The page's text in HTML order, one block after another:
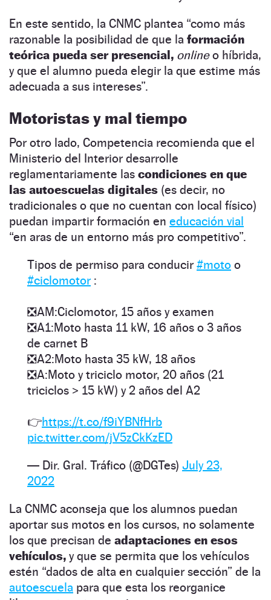
En este sentido, la CNMC plantea “como más
razonable la posibilidad de que la formación
teórica pueda ser presencial, onlineo híbrida,
y que el alumno pueda elegir la que estime más
adecuada a sus intereses”.
Motoristas y mal tiempo
Por otro lado, Competencia recomienda que el
Ministerio del Interior desarrolle
reglamentariamente las condiciones en que
las autoescuelas digitales (es decir, no
tradicionales o que no cuentan con local físico)
puedan impartir formación en educación vial
“en aras de un entorno más pro competitivo”.
Tipos de permiso para conducir #moto o
#ciclomotor :
❎AM:Ciclomotor, 15 años y examen
❎A1:Moto hasta 11 kW, 16 años o 3 años
de carnet B
❎A2:Moto hasta 35 kW, 18 años
❎A:Moto y triciclo motor, 20 años (21
triciclos > 15 kW) y 2 años del A2
👉https://t.co/f9iYBNfHrb
pic.twitter.com/jV5zCkKzED
— Dir. Gral. Tráfico (@DGTes) July 23,
2022
La CNMC aconseja que los alumnos puedan
aportar sus motos en los cursos, no solamente
los que precisan de adaptaciones en esos
vehículos, y que se permita que los vehículos
estén “dados de alta en cualquier sección” de la
autoescuela para que esta los reorganice